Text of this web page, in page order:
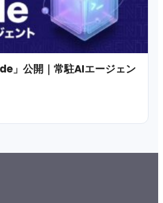
」公開｜常駐AIエージェン